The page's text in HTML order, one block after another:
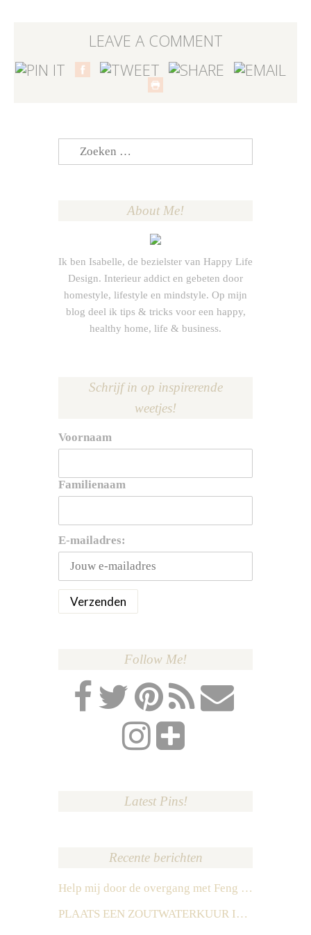
LEAVE A COMMENT
Zoeken
naar:
About Me!
Ik ben Isabelle, de bezielster van Happy Life
Design. Interieur addict en gebeten door
homestyle, lifestyle en mindstyle. Op mijn
blog deel ik tips & tricks voor een happy,
healthy home, life & business.
Schrijf in op inspirerende
weetjes!
Voornaam
Familienaam
E-mailadres:
Follow Me!
Latest Pins!
Recente berichten
Help mij door de overgang met Feng Shui
PLAATS EEN ZOUTWATERKUUR IN HET ZUIDEN IN 2026